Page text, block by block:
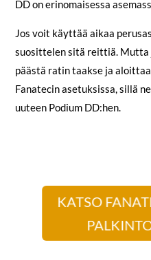
DD on erinomaisessa
Jos voit käyttää aikaa
suosittelen sitä reittiä. Mutta
päästä ratin taakse ja
Fanatecin asetuksissa, sillä
uuteen Podium DD:hen.
KATSO